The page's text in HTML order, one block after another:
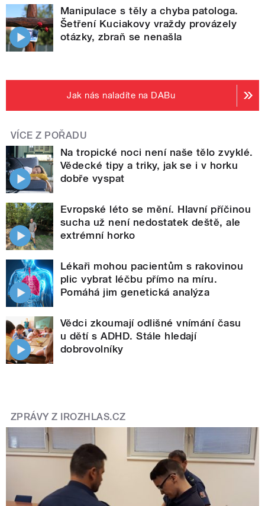
Manipulace s těly a chyba patologa.
Šetření Kuciakovy vraždy provázely
otázky, zbraň se nenašla
Jak nás naladíte na DABu
VÍCE Z POŘADU
Na tropické noci není naše tělo zvyklé.
Vědecké tipy a triky, jak se i v horku
dobře vyspat
Evropské léto se mění. Hlavní příčinou
sucha už není nedostatek deště, ale
extrémní horko
Lékaři mohou pacientům s rakovinou
plic vybrat léčbu přímo na míru.
Pomáhá jim genetická analýza
Vědci zkoumají odlišné vnímání času
u dětí s ADHD. Stále hledají
dobrovolníky
ZPRÁVY Z IROZHLAS.CZ